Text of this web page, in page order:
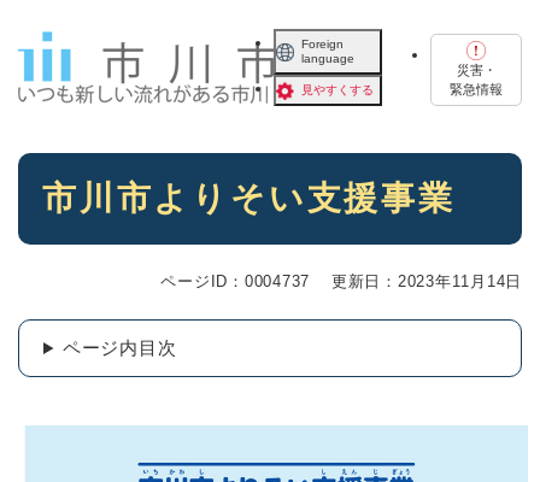
Foreign
language
見やすくする
災害・
緊急情報
本
市川市よりそい支援事業
ページID：0004737 更新日：2023年11月14日
ページ内目次